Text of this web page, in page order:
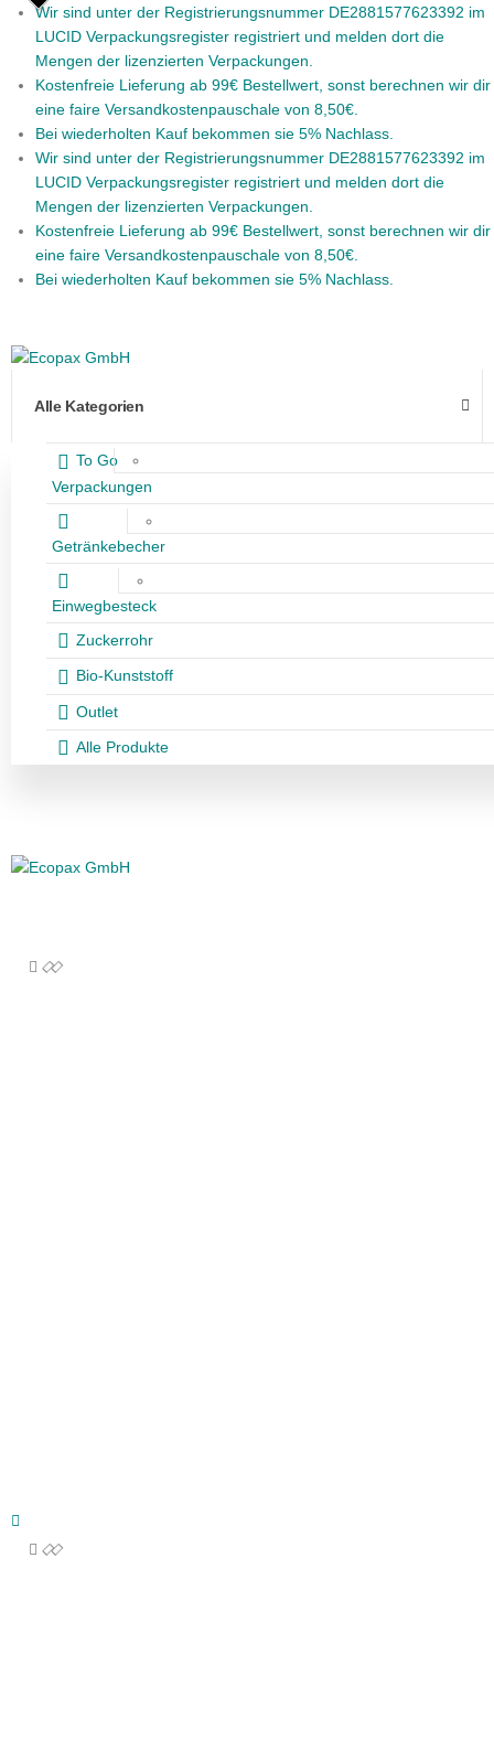
Wir sind unter der Registrierungsnummer DE2881577623392 im
LUCID Verpackungsregister registriert und melden dort die
Mengen der lizenzierten Verpackungen.
Kostenfreie Lieferung ab 99€ Bestellwert, sonst berechnen wir dir
eine faire Versandkostenpauschale von 8,50€.
Bei wiederholten Kauf bekommen sie 5% Nachlass.
Wir sind unter der Registrierungsnummer DE2881577623392 im
LUCID Verpackungsregister registriert und melden dort die
Mengen der lizenzierten Verpackungen.
Kostenfreie Lieferung ab 99€ Bestellwert, sonst berechnen wir dir
eine faire Versandkostenpauschale von 8,50€.
Bei wiederholten Kauf bekommen sie 5% Nachlass.
Alle Kategorien
To Go
Verpackungen
Getränkebecher
Einwegbesteck
Zuckerrohr
Bio-Kunststoff
Outlet
Alle Produkte